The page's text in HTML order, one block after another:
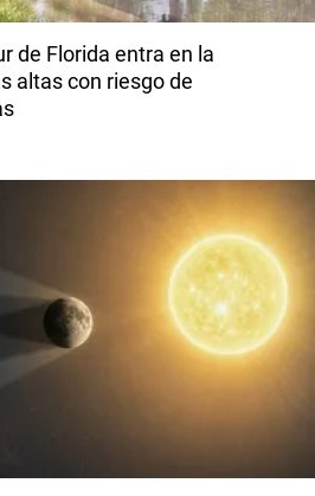
de Florida entra en la
altas con riesgo de